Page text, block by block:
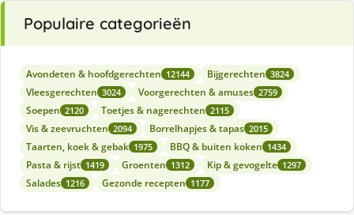
Populaire categorieën
Avondeten & hoofdgerechten 12144 Bijgerechten 3824
Vleesgerechten 3024 Voorgerechten & amuses 2759
Soepen 2120 Toetjes & nagerechten 2115
Vis & zeevruchten 2094 Borrelhapjes & tapas 2015
Taarten, koek & gebak 1975 BBQ & buiten koken 1434
Pasta & rijst 1419 Groenten 1312 Kip & gevogelte 1297
Salades 1216 Gezonde recepten 1177